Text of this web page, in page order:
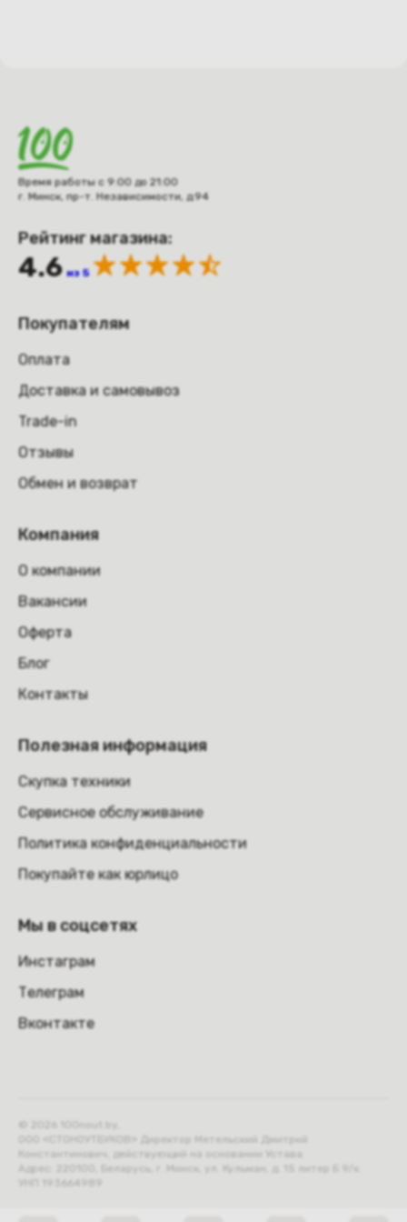
Время работы с 9:00 до 21:00
г. Минск, пр-т. Независимости, д.94
Рейтинг магазина:
4.6 из 5
Покупателям
Оплата
Доставка и самовывоз
Trade-in
Отзывы
Обмен и возврат
Компания
О компании
Вакансии
Оферта
Блог
Контакты
Полезная информация
Скупка техники
Сервисное обслуживание
Политика конфиденциальности
Покупайте как юрлицо
Мы в соцсетях
Инстаграм
Телеграм
Вконтакте
ООО «СТОНОУТБУКОВ» Директор Метельский Дмитрий
Константинович, действующий на основании Устава.
Адрес: 220100, Беларусь, г. Минск, ул. Кульман, д. 15 литер Б 9/к.